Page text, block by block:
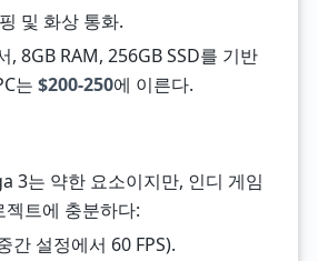
및 화상 통화.
, 8GB RAM, 256GB SSD를 기반
는 $200-250에 이른다.
3는 약한 요소이지만, 인디 게임
트에 충분하다:
간 설정에서 60 FPS).